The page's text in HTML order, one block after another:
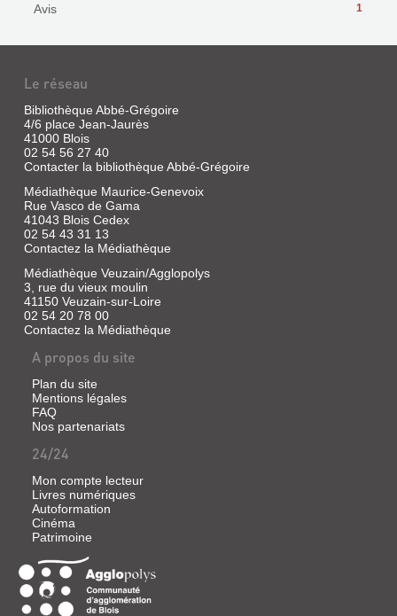
1
Avis
Le réseau
Bibliothèque Abbé-Grégoire
4/6 place Jean-Jaurès
41000 Blois
02 54 56 27 40
Contacter la bibliothèque Abbé-Grégoire
Médiathèque Maurice-Genevoix
Rue Vasco de Gama
41043 Blois Cedex
02 54 43 31 13
Contactez la Médiathèque
Médiathèque Veuzain/Agglopolys
3, rue du vieux moulin
41150 Veuzain-sur-Loire
02 54 20 78 00
Contactez la Médiathèque
A propos du site
Plan du site
Mentions légales
FAQ
Nos partenariats
24/24
Mon compte lecteur
Livres numériques
Autoformation
Cinéma
Patrimoine